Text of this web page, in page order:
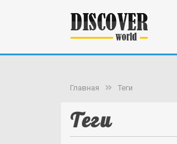
Главная Теги
Теги